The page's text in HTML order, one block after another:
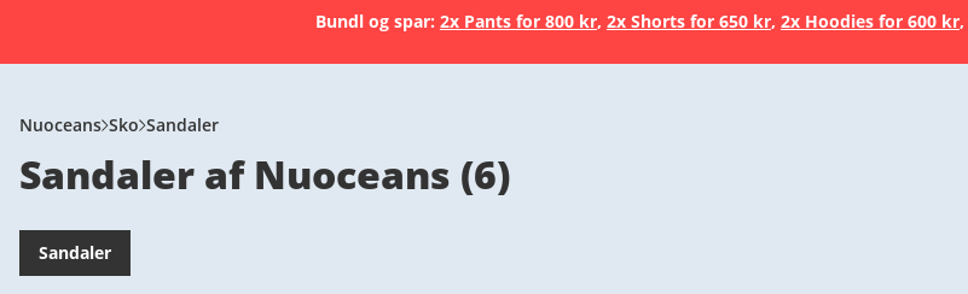
Svizzera (Italiano)
France
Italien (Deutsch)
United Kingdom
België (Nederlands)
Bundl og spar: 2x Pants for 800 kr, 2x Shorts for 650 kr, 2x Hoodies for 600 kr,
Nuoceans Sko Sandaler
Sandaler af Nuoceans (6)
Sandaler